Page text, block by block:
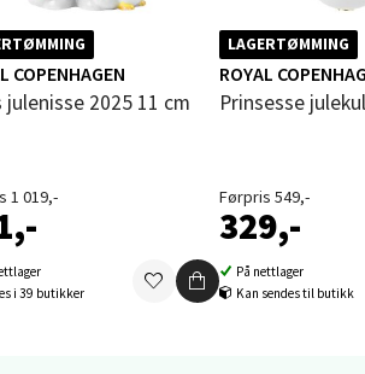
COPENHAGEN
julenisse 2025 11 cm
1 019,-
i 39 butikker
LAGERTØMMING
ROYAL
Prinsesse
Førpris 549,-
329,-
På nettlager
Kan sendes til butikk